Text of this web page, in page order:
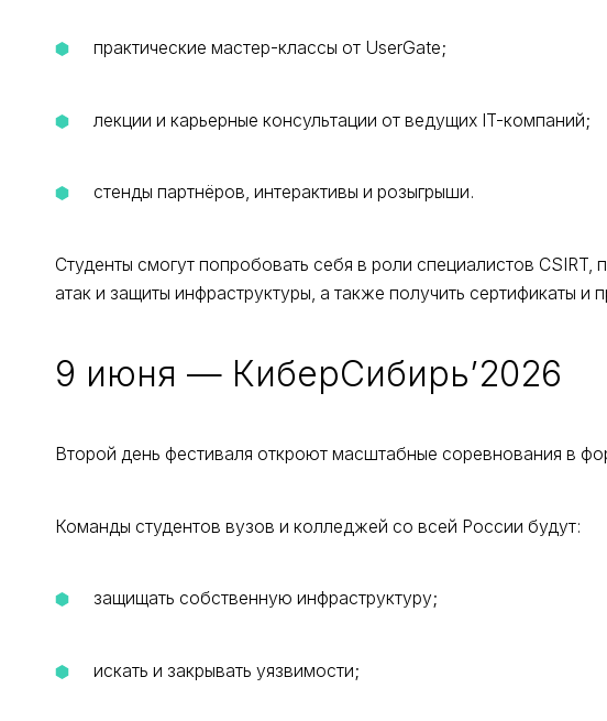
практические мастер-классы от UserGate;
лекции и карьерные консультации от ведущих IT-компаний;
стенды партнёров, интерактивы и розыгрыши.
Студенты смогут попробовать себя в роли специалистов
атак и защиты инфраструктуры, а также получить сертификаты и
9 июня — КиберСибирь’2026
Второй день фестиваля откроют масштабные соревнования в
Команды студентов вузов и колледжей со всей России будут:
защищать собственную инфраструктуру;
искать и закрывать уязвимости;